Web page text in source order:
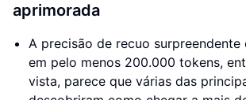
aprimorada
A precisão de recuo surpreendente
em pelo menos 200.000 tokens,
vista, parece que várias das